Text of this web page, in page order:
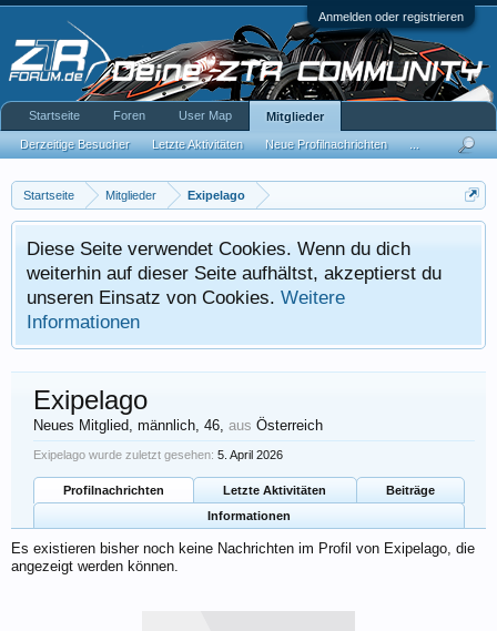
Anmelden oder registrieren
Startseite Mitglieder Exipelago
Diese Seite verwendet Cookies. Wenn du dich
weiterhin auf dieser Seite aufhältst, akzeptierst du
unseren Einsatz von Cookies. Weitere
Informationen
Exipelago
Neues Mitglied, männlich, 46, aus Österreich
Exipelago wurde zuletzt gesehen: 5. April 2026
Profilnachrichten Letzte Aktivitäten
Beiträge
Informationen
Es existieren bisher noch keine Nachrichten im Profil von Exipelago, die
angezeigt werden können.
Startseite Foren User Map Mitglieder
Derzeitige Besucher Letzte Aktivitäten Neue Profilnachrichten